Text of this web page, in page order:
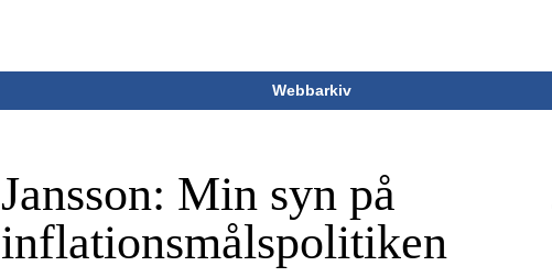
Webbarkiv
Jansson: Min syn på
inflationsmålspolitiken